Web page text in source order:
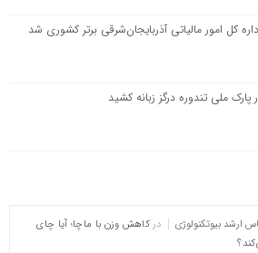
کل امور مالیاتی آذربایجان‌شرقی برتر کشوری شد
پارک ملی تندوره درگز زبانه کشید
ارشد بیوتکنولوژی در کاهش وزن با ماچا؛ آیا چای